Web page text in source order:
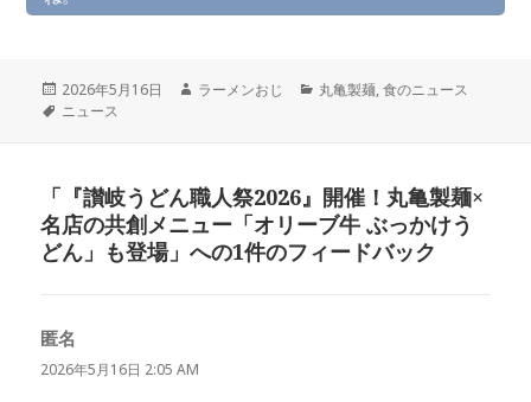
投
稿
2026年5月16日
作
ラーメンおじ
カ
丸亀製麺,食のニュース
タ
ニュース
「『讃岐うどん職人祭2026』開催！丸亀製麺×
名店の共創メニュー「オリーブ牛 ぶっかけう
どん」も登場」への1件のフィードバック
匿名
り:
2026年5月16日 2:05 AM